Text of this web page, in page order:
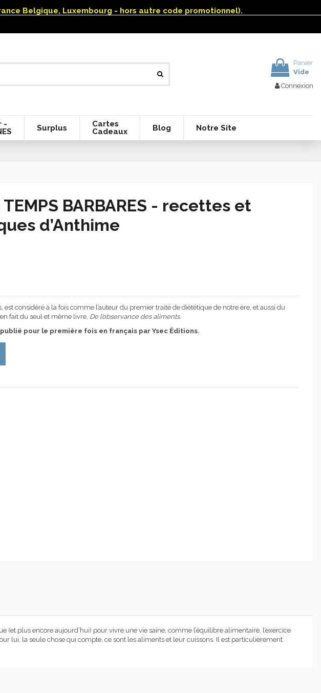
Belgique, Luxembourg - hors autre code promotionnel).
Panier
Vide
Connexion
-
Surplus
Cartes
Cadeaux
Blog Notre Site
TEMPS BARBARES - recettes et
d’Anthime
considéré à la fois comme l’auteur du premier traité de diététique de notre ère, et aussi du
fait du seul et même livre, De l’observance des aliments.
pour le première fois en français par Ysec Éditions.
plus encore aujourd’hui) pour vivre une vie saine, comme l’équilibre alimentaire, l’exercice
lui, la seule chose qui compte, ce sont les aliments et leur cuissons. Il est particulièrement